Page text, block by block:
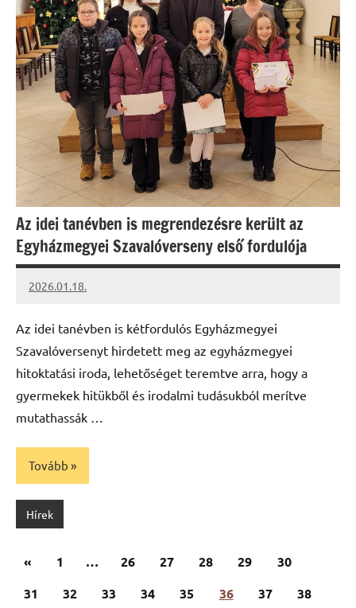
Az idei tanévben is megrendezésre került az
Egyházmegyei Szavalóverseny első fordulója
2026.01.18.
Leiszt
Az idei tanévben is kétfordulós Egyházmegyei
Szavalóversenyt hirdetett meg az egyházmegyei
hitoktatási iroda, lehetőséget teremtve arra, hogy a
gyermekek hitükből és irodalmi tudásukból merítve
mutathassák …
Tovább
Hírek
Bejegyzések
lapozása
«Előző
1 … 26 27 28 29
30
31
32 33 34 35 36 37
38